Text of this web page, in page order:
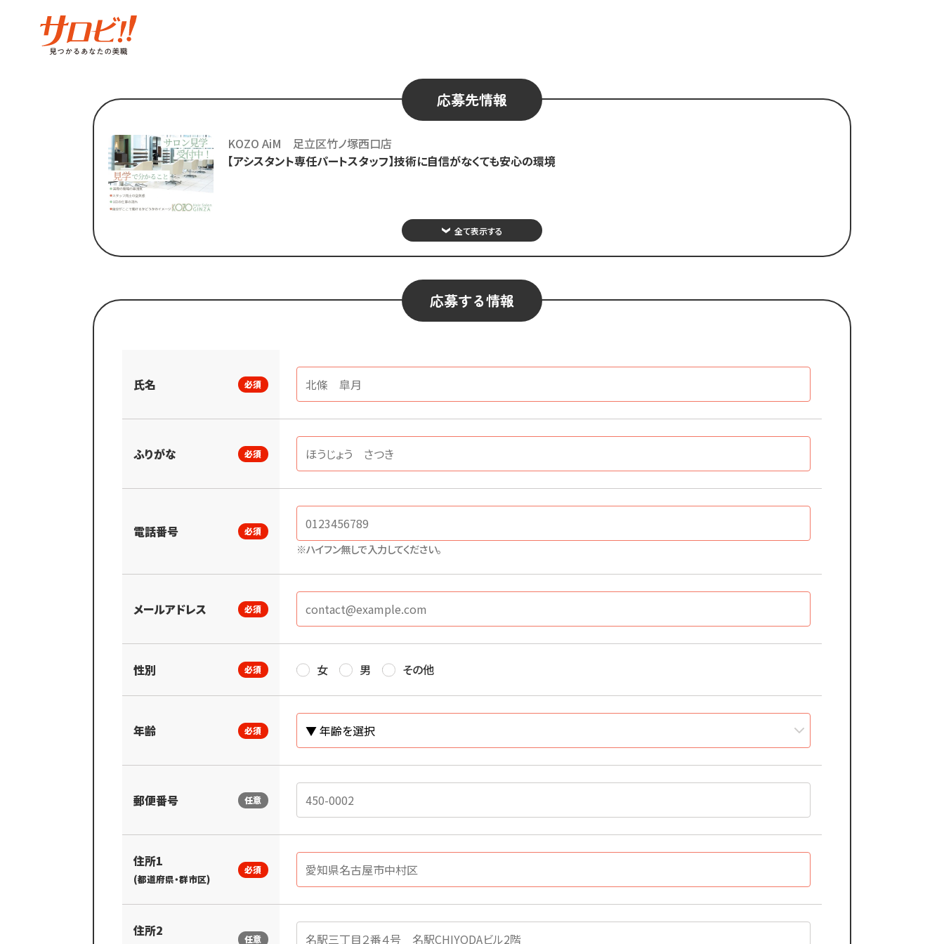
応募先情報
KOZO AiM 足立区竹ノ塚西口店
【アシスタント専任パートスタッフ】技術に自信がなくても安心の環境
全て表示する
応募する情報
氏名 必須
ふりがな 必須
電話番号 必須
※ハイフン無しで入力してください。
メールアドレス 必須
性別 必須 女 男 その他
年齢 必須
郵便番号 任意
住所1
(都道府県・群市区)
必須
住所2 任意